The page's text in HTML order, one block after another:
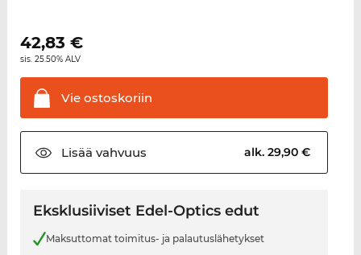
42,83 €
sis. 25.50% ALV
Vieostoskoriin
Lisää vahvuus alk. 29,90 €
Eksklusiiviset Edel-Optics edut
Maksuttomat toimitus- ja palautuslähetykset